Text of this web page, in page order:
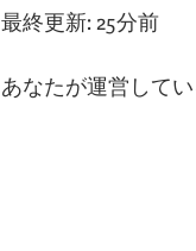
最終更新: 25分前
あなたが運営して